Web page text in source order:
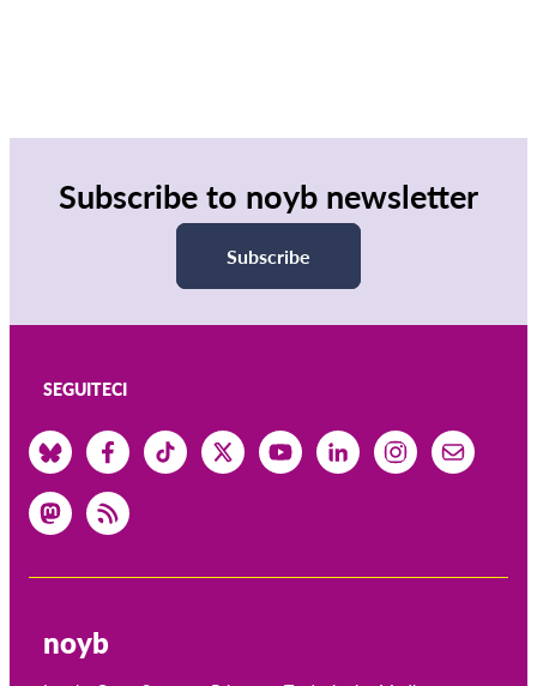
Subscribe to noyb newsletter
Subscribe
SEGUITECI
noyb